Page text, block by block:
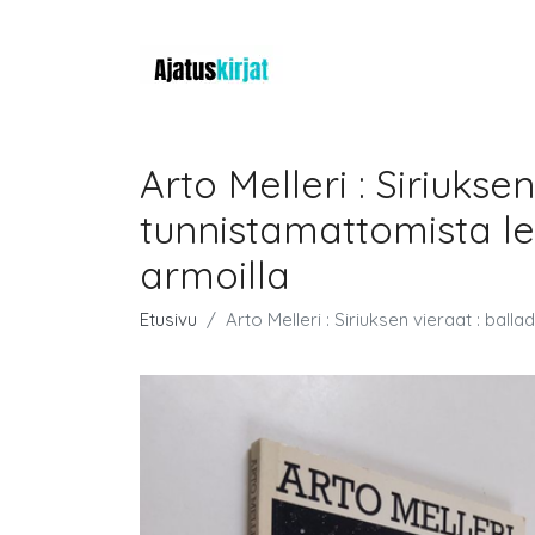
Arto Melleri :
tunnistamattomista
armoilla
Etusivu Arto Melleri : Siriuksen vieraat :